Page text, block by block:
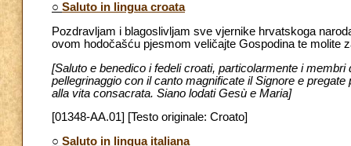
○ Saluto in lingua croata
Pozdravljam i blagoslivljam sve vjernike hrvatskoga
ovom hodočašću pjesmom veličajte Gospodina te molite
[Saluto e benedico i fedeli croati, particolarmente i
pellegrinaggio con il canto magnificate il Signore e
alla vita consacrata. Siano lodati Gesù e Maria]
[01348-AA.01] [Testo originale: Croato]
○ Saluto in lingua italiana